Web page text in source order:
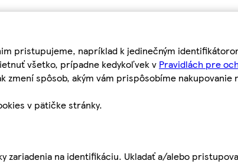
pristupujeme, napríklad k jedinečným
všetko, prípadne kedykoľvek v Pravidlách pre
spôsob, akým vám prispôsobíme nakupovanie
v pätičke stránky.
na identifikáciu. Ukladať a/alebo